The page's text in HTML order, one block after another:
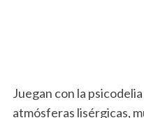
Juegan con la
atmósferas lisérgicas,